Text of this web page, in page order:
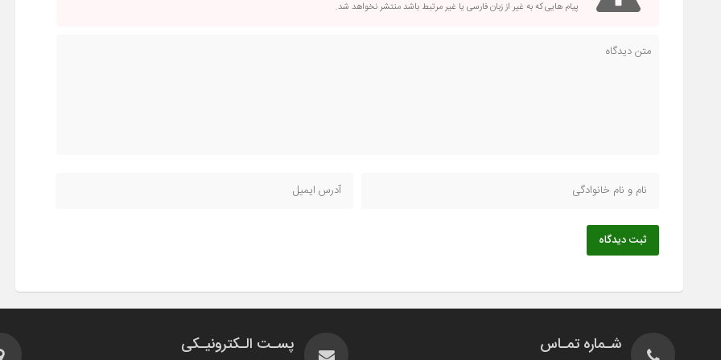
پیام هایی که به غیر از زبان فارسی یا غیر مرتبط باشد منتشر نخواهد شد.
ثبت دیدگاه
شـماره تمـاس پسـت الـکترونیـکی